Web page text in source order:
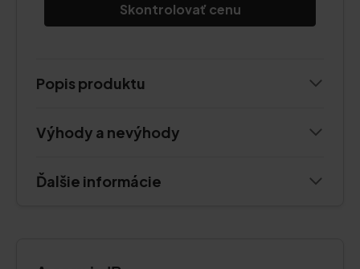
Skontrolovať cenu
Popis produktu
Výhody a nevýhody
Ďalšie informácie